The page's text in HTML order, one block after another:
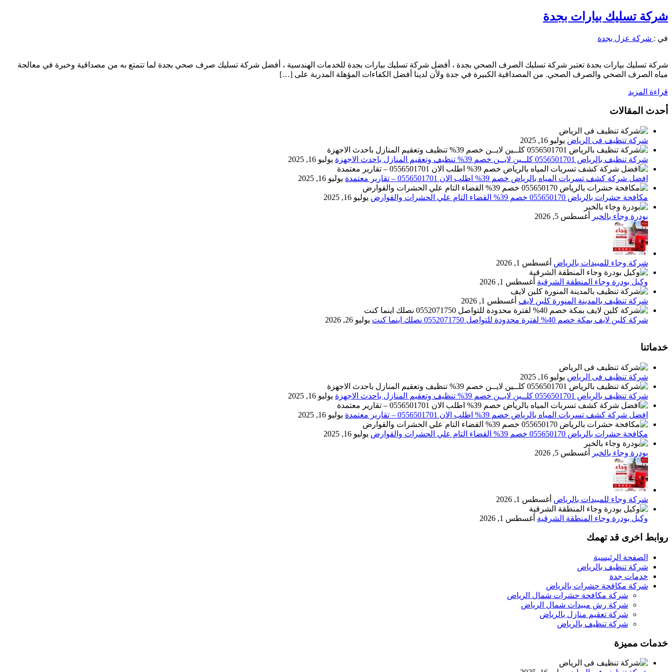
شركة تسليك بيارات بجدة
في : شركة عزل بجدة
شركة تسليك بيارات بجدة تعتبر شركة تسليك الصرف الصحي بجدة ، أفضل شركة تسليك بيارات بجدة للخدمات الهندسية ، أفضل شركة تسليك صرف صحي بجدة لما تتمتع به من مصداقية وخبرة في معالجة
مياه الصرف الصحي والصرف الصحي. من المصداقية الكبيرة في جدة ولأن لدينا أفضل الكفاءات المؤهلة المدربة على […]
قراءة المزيد
أحدث المقالات
شركة تنظيف فى الرياض يوليو 16, 2025
شركة تنظيف بالرياض 0556501701 كلــين لايــن خصم 39% تنظيف وتعقيم المنازل باحدث الاجهزة يوليو 16, 2025
افضل شركة كشف تسربات المياه بالرياض خصم 39% اطلب الان 0556501701‬‏ – تقارير معتمدة يوليو 16, 2025
مكافحة حشرات بالرياض 055650170 خصم 39% القضاء التام علي الحشرات والقوارض يوليو 16, 2025
بودرة وجاء بالخبر أغسطس 5, 2026
شركة وجاء للمبيدات بالرياض أغسطس 1, 2026
وكيل بودرة وجاء المنطقة الشرقية أغسطس 1, 2026
شركة تنظيف بالمدينة المنورة كلين لايف أغسطس 1, 2026
شركة كلين لايف بمكة خصم 40% لفترة محدودة للتواصل 0552071750 نصلك اينما كنت يوليو 26, 2026
خدماتنا
شركة تنظيف فى الرياض يوليو 16, 2025
شركة تنظيف بالرياض 0556501701 كلــين لايــن خصم 39% تنظيف وتعقيم المنازل باحدث الاجهزة يوليو 16, 2025
افضل شركة كشف تسربات المياه بالرياض خصم 39% اطلب الان 0556501701‬‏ – تقارير معتمدة يوليو 16, 2025
مكافحة حشرات بالرياض 055650170 خصم 39% القضاء التام علي الحشرات والقوارض يوليو 16, 2025
بودرة وجاء بالخبر أغسطس 5, 2026
شركة وجاء للمبيدات بالرياض أغسطس 1, 2026
وكيل بودرة وجاء المنطقة الشرقية أغسطس 1, 2026
روابط اخرى قد تهمك
الصفحة الرئيسية
شركة تنظيف بالرياض
خدمات جدة
شركة مكافحة حشرات بالرياض
شركة مكافحة حشرات شمال الرياض
شركة رش مبيدات شمال الرياض
شركة تعقيم منازل بالرياض
شركة تنظيف بالرياض
خدمات مميزة